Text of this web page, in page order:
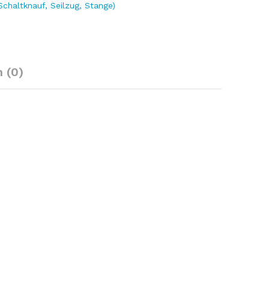
Seilzug, Stange)
(0)